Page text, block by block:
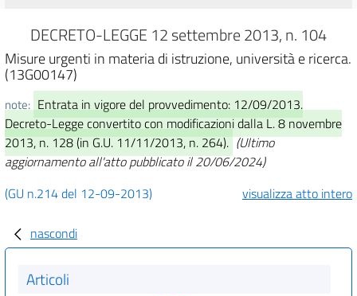
DECRETO-LEGGE 12 settembre 2013, n. 104
Misure urgenti in materia di istruzione, università e ricerca.
(13G00147)
note: Entrata in vigore del provvedimento: 12/09/2013.
Decreto-Legge convertito con modificazioni dalla L. 8 novembre
2013, n. 128 (in G.U. 11/11/2013, n. 264). (Ultimo
aggiornamento all'atto pubblicato il 20/06/2024)
(GU n.214 del 12-09-2013)
visualizza atto intero
nascondi
Articoli